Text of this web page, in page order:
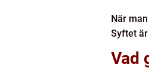
När
Syftet
Vad